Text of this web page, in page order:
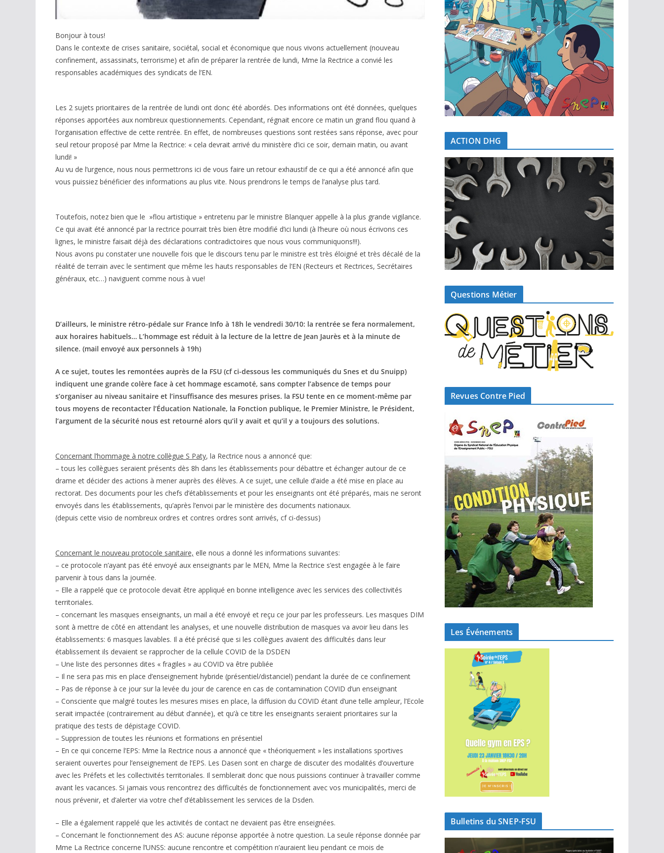
Bonjour à tous!
Dans le contexte de crises sanitaire, sociétal, social et économique que nous vivons actuellement (nouveau
confinement, assassinats, terrorisme) et afin de préparer la rentrée de lundi, Mme la Rectrice a convié les
responsables académiques des syndicats de l’EN.
Les 2 sujets prioritaires de la rentrée de lundi ont donc été abordés. Des informations ont été données, quelques
réponses apportées aux nombreux questionnements. Cependant, régnait encore ce matin un grand flou quand à
l’organisation effective de cette rentrée. En effet, de nombreuses questions sont restées sans réponse, avec pour
seul retour proposé par Mme la Rectrice: « cela devrait arrivé du ministère d’ici ce soir, demain matin, ou avant
lundi! »
Au vu de l’urgence, nous nous permettrons ici de vous faire un retour exhaustif de ce qui a été annoncé afin que
vous puissiez bénéficier des informations au plus vite. Nous prendrons le temps de l’analyse plus tard.
Toutefois, notez bien que le »flou artistique » entretenu par le ministre Blanquer appelle à la plus grande vigilance.
Ce qui avait été annoncé par la rectrice pourrait très bien être modifié d’ici lundi (à l’heure où nous écrivons ces
lignes, le ministre faisait déjà des déclarations contradictoires que nous vous communiquons!!!).
Nous avons pu constater une nouvelle fois que le discours tenu par le ministre est très éloigné et très décalé de la
réalité de terrain avec le sentiment que même les hauts responsables de l’EN (Recteurs et Rectrices, Secrétaires
généraux, etc…) naviguent comme nous à vue!
D’ailleurs, le ministre rétro-pédale sur France Info à 18h le vendredi 30/10: la rentrée se fera normalement,
aux horaires habituels… L’hommage est réduit à la lecture de la lettre de Jean Jaurès et à la minute de
silence. (mail envoyé aux personnels à 19h)
A ce sujet, toutes les remontées auprès de la FSU (cf ci-dessous les communiqués du Snes et du Snuipp)
indiquent une grande colère face à cet hommage escamoté, sans compter l’absence de temps pour
s’organiser au niveau sanitaire et l’insuffisance des mesures prises. la FSU tente en ce moment-même par
tous moyens de recontacter l’Éducation Nationale, la Fonction publique, le Premier Ministre, le Président,
l’argument de la sécurité nous est retourné alors qu’il y avait et qu’il y a toujours des solutions.
Concernant l’hommage à notre collègue S Paty, la Rectrice nous a annoncé que:
– tous les collègues seraient présents dès 8h dans les établissements pour débattre et échanger autour de ce
drame et décider des actions à mener auprès des élèves. A ce sujet, une cellule d’aide a été mise en place au
rectorat. Des documents pour les chefs d’établissements et pour les enseignants ont été préparés, mais ne seront
envoyés dans les établissements, qu’après l’envoi par le ministère des documents nationaux.
(depuis cette visio de nombreux ordres et contres ordres sont arrivés, cf ci-dessus)
Concernant le nouveau protocole sanitaire, elle nous a donné les informations suivantes:
– ce protocole n’ayant pas été envoyé aux enseignants par le MEN, Mme la Rectrice s’est engagée à le faire
parvenir à tous dans la journée.
– Elle a rappelé que ce protocole devait être appliqué en bonne intelligence avec les services des collectivités
territoriales.
– concernant les masques enseignants, un mail a été envoyé et reçu ce jour par les professeurs. Les masques DIM
sont à mettre de côté en attendant les analyses, et une nouvelle distribution de masques va avoir lieu dans les
établissements: 6 masques lavables. Il a été précisé que si les collègues avaient des difficultés dans leur
établissement ils devaient se rapprocher de la cellule COVID de la DSDEN
– Une liste des personnes dites « fragiles » au COVID va être publiée
– Il ne sera pas mis en place d’enseignement hybride (présentiel/distanciel) pendant la durée de ce confinement
– Pas de réponse à ce jour sur la levée du jour de carence en cas de contamination COVID d’un enseignant
– Consciente que malgré toutes les mesures mises en place, la diffusion du COVID étant d’une telle ampleur, l’Ecole
serait impactée (contrairement au début d’année), et qu’à ce titre les enseignants seraient prioritaires sur la
pratique des tests de dépistage COVID.
– Suppression de toutes les réunions et formations en présentiel
– En ce qui concerne l’EPS: Mme la Rectrice nous a annoncé que « théoriquement » les installations sportives
seraient ouvertes pour l’enseignement de l’EPS. Les Dasen sont en charge de discuter des modalités d’ouverture
avec les Préfets et les collectivités territoriales. Il semblerait donc que nous puissions continuer à travailler comme
avant les vacances. Si jamais vous rencontrez des difficultés de fonctionnement avec vos municipalités, merci de
nous prévenir, et d’alerter via votre chef d’établissement les services de la Dsden.
– Elle a également rappelé que les activités de contact ne devaient pas être enseignées.
– Concernant le fonctionnement des AS: aucune réponse apportée à notre question. La seule réponse donnée par
Mme La Rectrice concerne l’UNSS: aucune rencontre et compétition n’auraient lieu pendant ce mois de
ACTION DHG
Questions Métier
Revues Contre Pied
Les Événements
Bulletins du SNEP-FSU